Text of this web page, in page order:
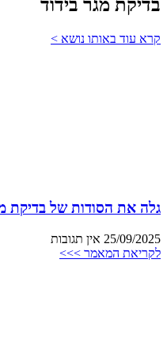
בדיקת מגר בידוד
קרא עוד באותו נושא >
גלה את הסודות של בדיקת
25/09/2025 אין תגובות
לקריאת המאמר >>>